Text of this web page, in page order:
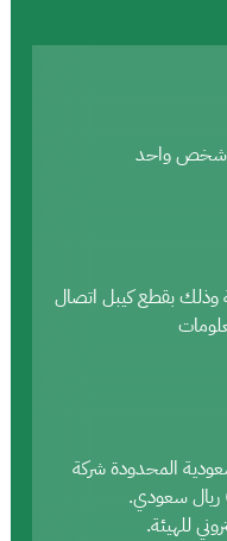
شخص واحد
وذلك بقطع كيبل اتصال
المحدودة شركة
للهيئة.